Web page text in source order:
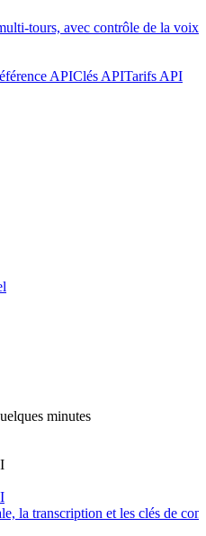
tours, avec contrôle de la voix
APIClés APITarifs API
minutes
la transcription et les clés de